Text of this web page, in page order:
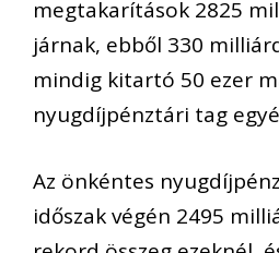
megtakarítások 2825
járnak, ebből 330
mindig kitartó 50 ezer
nyugdíjpénztári tag
Az önkéntes
időszak végén 2495